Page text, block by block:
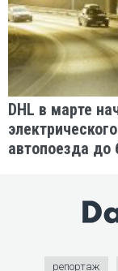
DHL в марте
автопоезда до
репортаж